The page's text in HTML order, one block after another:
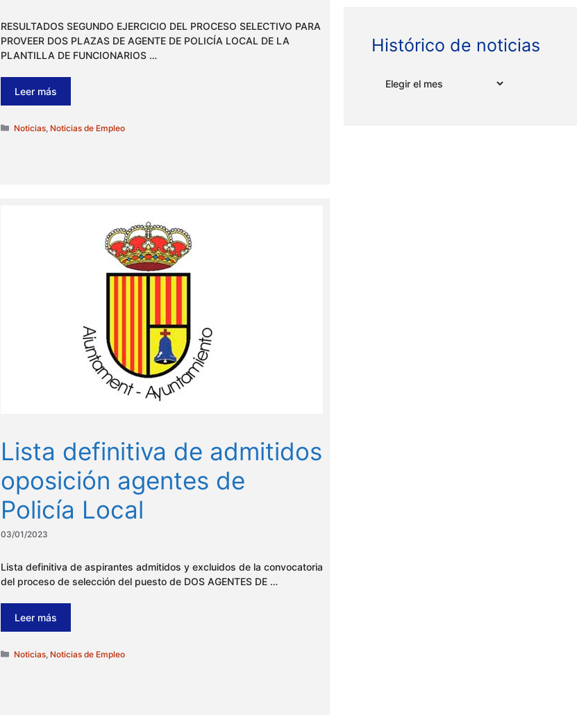
RESULTADOS SEGUNDO EJERCICIO DEL PROCESO SELECTIVO PARA
PROVEER DOS PLAZAS DE AGENTE DE POLICÍA LOCAL DE LA
PLANTILLA DE FUNCIONARIOS …
Leer más
Categorías
Noticias Noticias de Empleo
Lista definitiva de admitidos
oposición agentes de
Policía Local
03/01/2023
Lista definitiva de aspirantes admitidos y excluidos de la convocatoria
del proceso de selección del puesto de DOS AGENTES DE …
Leer más
Categorías
Noticias Noticias de Empleo
Histórico de noticias